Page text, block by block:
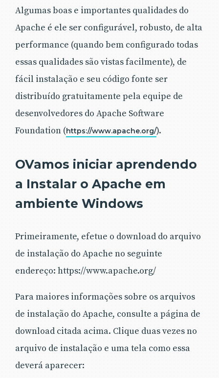
Algumas boas e importantes qualidades do
Apache é ele ser configurável, robusto, de alta
performance (quando bem configurado todas
essas qualidades são vistas facilmente), de
fácil instalação e seu código fonte ser
distribuído gratuitamente pela equipe de
desenvolvedores do Apache Software
Foundation (https://www.apache.org/).
OVamos iniciar aprendendo
a Instalar o Apache em
ambiente Windows
Primeiramente, efetue o download do arquivo
de instalação do Apache no seguinte
endereço: https://www.apache.org/
Para maiores informações sobre os arquivos
de instalação do Apache, consulte a página de
download citada acima. Clique duas vezes no
arquivo de instalação e uma tela como essa
deverá aparecer: